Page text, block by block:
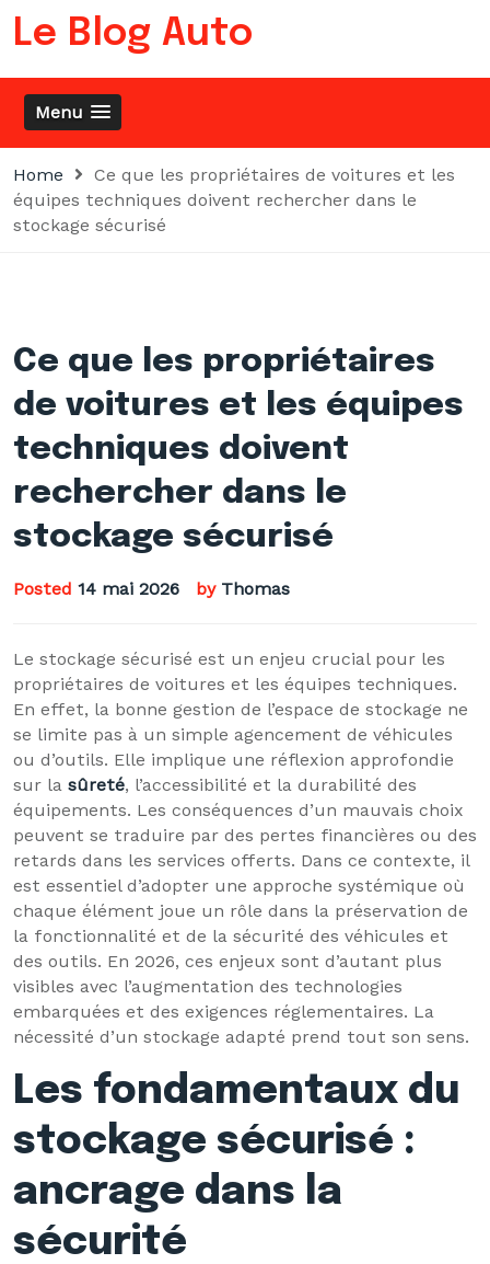
Skip
Le Blog Auto
Menu
Home
Ce que les propriétaires de voitures et les
équipes techniques doivent rechercher dans le
stockage sécurisé
Ce que les propriétaires
de voitures et les équipes
techniques doivent
rechercher dans le
stockage sécurisé
Posted 14 mai 2026 by Thomas
Le stockage sécurisé est un enjeu crucial pour les
propriétaires de voitures et les équipes techniques.
En effet, la bonne gestion de l’espace de stockage ne
se limite pas à un simple agencement de véhicules
ou d’outils. Elle implique une réflexion approfondie
sur la sûreté, l’accessibilité et la durabilité des
équipements. Les conséquences d’un mauvais choix
peuvent se traduire par des pertes financières ou des
retards dans les services offerts. Dans ce contexte, il
est essentiel d’adopter une approche systémique où
chaque élément joue un rôle dans la préservation de
la fonctionnalité et de la sécurité des véhicules et
des outils. En 2026, ces enjeux sont d’autant plus
visibles avec l’augmentation des technologies
embarquées et des exigences réglementaires. La
nécessité d’un stockage adapté prend tout son sens.
Les fondamentaux du
stockage sécurisé :
ancrage dans la
sécurité